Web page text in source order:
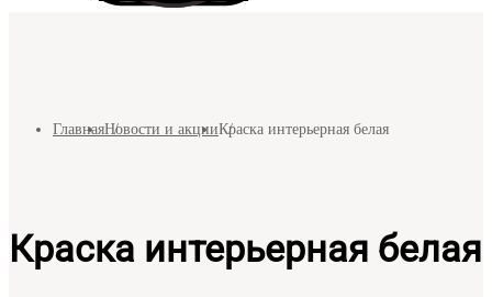
ГлавнаяНовости и акцииКраска интерьерная белая
Краска интерьерная белая